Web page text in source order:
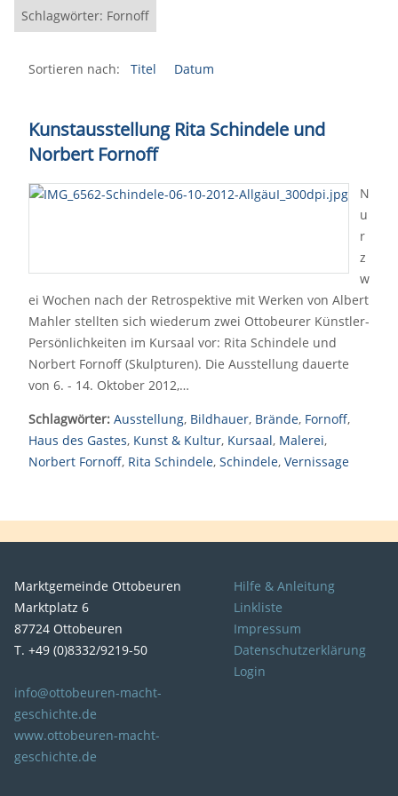
Schlagwörter: Fornoff
Sortieren nach: Titel Datum
Kunstausstellung Rita Schindele und
Norbert Fornoff
N
u
r
z
w
ei Wochen nach der Retrospektive mit Werken von Albert
Mahler stellten sich wiederum zwei Ottobeurer Künstler-
Persönlichkeiten im Kursaal vor: Rita Schindele und
Norbert Fornoff (Skulpturen). Die Ausstellung dauerte
von 6. - 14. Oktober 2012,…
Schlagwörter: Ausstellung, Bildhauer, Brände, Fornoff,
Haus des Gastes, Kunst & Kultur, Kursaal, Malerei,
Norbert Fornoff, Rita Schindele, Schindele, Vernissage
Marktgemeinde Ottobeuren
Marktplatz 6
87724 Ottobeuren
T. +49 (0)8332/9219-50
info@ottobeuren-macht-
geschichte.de
www.ottobeuren-macht-
geschichte.de
Hilfe & Anleitung
Linkliste
Impressum
Datenschutzerklärung
Login